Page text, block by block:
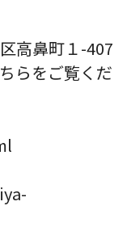
高鼻町１-407
らをご覧くだ